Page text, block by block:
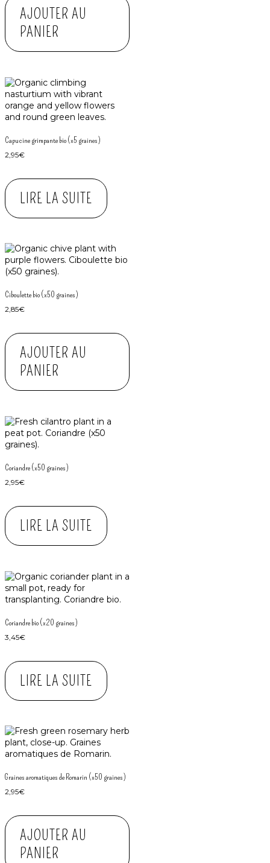
AJOUTER AU
PANIER
Capucine grimpante bio (x5 graines)
2,95€
LIRE LA SUITE
Ciboulette bio (x50 graines)
2,85€
AJOUTER AU
PANIER
Coriandre (x50 graines)
2,95€
LIRE LA SUITE
Coriandre bio (x20 graines)
3,45€
LIRE LA SUITE
Graines aromatiques de Romarin (x50 graines)
2,95€
AJOUTER AU
PANIER